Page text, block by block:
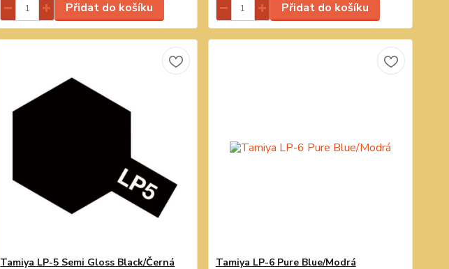
Přidat do košíku Přidat do košíku
Tamiya LP-5 Semi Gloss Black/Černá
Tamiya LP-6 Pure Blue/Modrá